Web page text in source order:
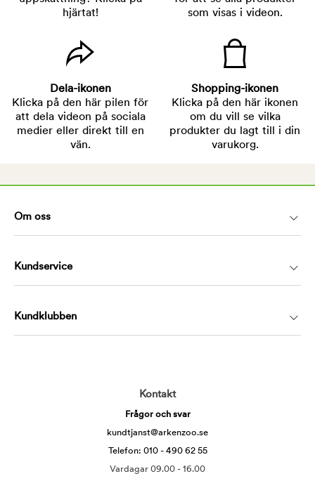
hjärtat!
som visas i videon.
Dela-ikonen
Klicka på den här pilen för
att dela videon på sociala
medier eller direkt till en
vän.
Shopping-ikonen
Klicka på den här ikonen
om du vill se vilka
produkter du lagt till i din
varukorg.
Om oss
Kundservice
Kundklubben
Kontakt
Frågor och svar
kundtjanst@arkenzoo.se
Telefon: 010 - 490 62 55
Vardagar 09.00 - 16.00